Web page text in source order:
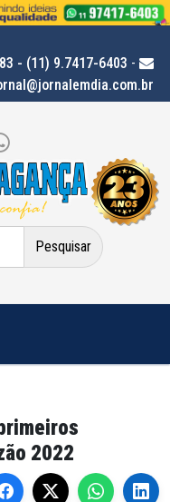
- (11) 9.7417-6403 -
2022